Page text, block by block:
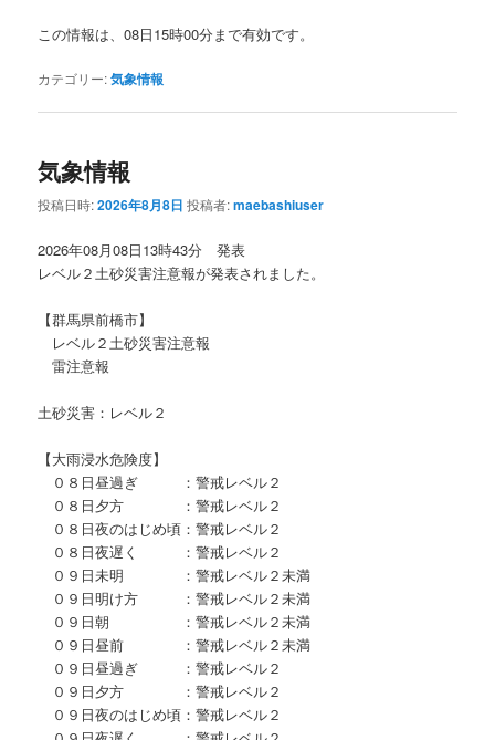
この情報は、08日15時00分まで有効です。
カテゴリー:気象情報
気象情報
投稿日時:2026年8月8日 投稿者:maebashiuser
2026年08月08日13時43分 発表
レベル２土砂災害注意報が発表されました。
【群馬県前橋市】
レベル２土砂災害注意報
雷注意報
土砂災害：レベル２
【大雨浸水危険度】
０８日昼過ぎ ：警戒レベル２
０８日夕方 ：警戒レベル２
０８日夜のはじめ頃：警戒レベル２
０８日夜遅く ：警戒レベル２
０９日未明 ：警戒レベル２未満
０９日明け方 ：警戒レベル２未満
０９日朝 ：警戒レベル２未満
０９日昼前 ：警戒レベル２未満
０９日昼過ぎ ：警戒レベル２
０９日夕方 ：警戒レベル２
０９日夜のはじめ頃：警戒レベル２